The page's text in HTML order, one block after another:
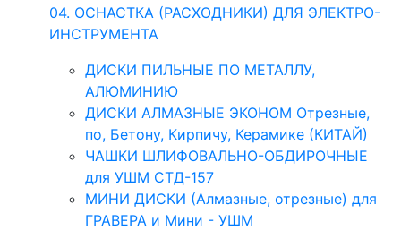
04. ОСНАСТКА (РАСХОДНИКИ) ДЛЯ ЭЛЕКТРО-
ИНСТРУМЕНТА
ДИСКИ ПИЛЬНЫЕ ПО МЕТАЛЛУ,
АЛЮМИНИЮ
ДИСКИ АЛМАЗНЫЕ ЭКОНОМ Отрезные,
по, Бетону, Кирпичу, Керамике (КИТАЙ)
ЧАШКИ ШЛИФОВАЛЬНО-ОБДИРОЧНЫЕ
для УШМ СТД-157
МИНИ ДИСКИ (Алмазные, отрезные) для
ГРАВЕРА и Мини - УШМ